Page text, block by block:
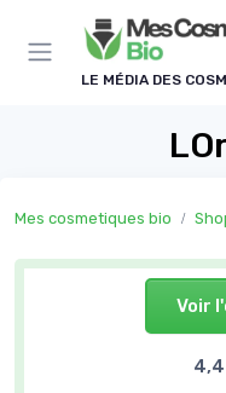
LE MÉDIA DES
Mes cosmetiques bio
Voir
Panneau de gestion des